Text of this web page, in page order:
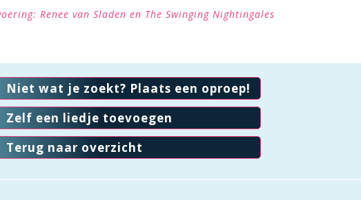
Renee van Sladen en The Swinging Nightingales
Niet wat je zoekt? Plaats een oproep!
Zelf een liedje toevoegen
Terug naar overzicht